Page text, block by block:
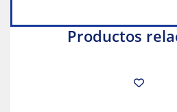
Productos